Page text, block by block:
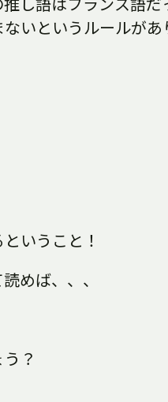
し語はフランス語
いというルールがあ
いうこと！
めば、、、
？